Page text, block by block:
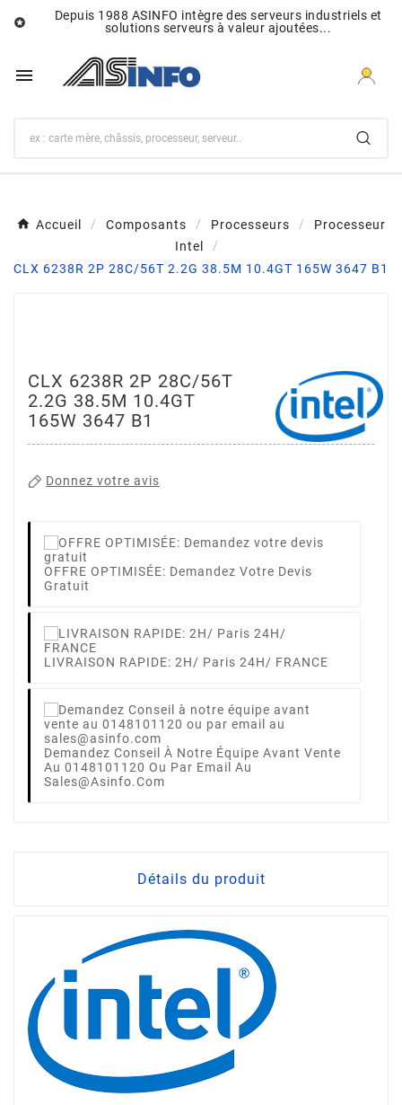

Depuis 1988 ASINFO intègre des serveurs industriels et
solutions serveurs à valeur ajoutées...

Accueil Composants Processeurs
Processeur
Intel
CLX 6238R 2P 28C/56T 2.2G 38.5M 10.4GT 165W 3647 B1
CLX 6238R 2P 28C/56T
2.2G 38.5M 10.4GT
165W 3647 B1
Donnez votre avis
OFFRE OPTIMISÉE: Demandez Votre Devis
Gratuit
LIVRAISON RAPIDE: 2H/ Paris 24H/ FRANCE
Demandez Conseil À Notre Équipe Avant Vente
Au 0148101120 Ou Par Email Au
Sales@asinfo.com
Détails du produit